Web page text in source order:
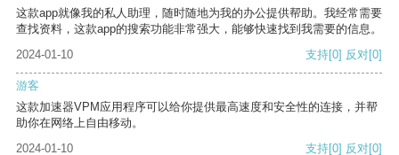
这款app就像我的私人助理，随时随地为我的办公提供帮助。我经常需要
查找资料，这款app的搜索功能非常强大，能够快速找到我需要的信息。
2024-01-10
支持[0] 反对[0]
游客
这款加速器VPM应用程序可以给你提供最高速度和安全性的连接，并帮
助你在网络上自由移动。
2024-01-10
支持[0] 反对[0]